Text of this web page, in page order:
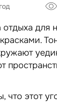
для
что этот